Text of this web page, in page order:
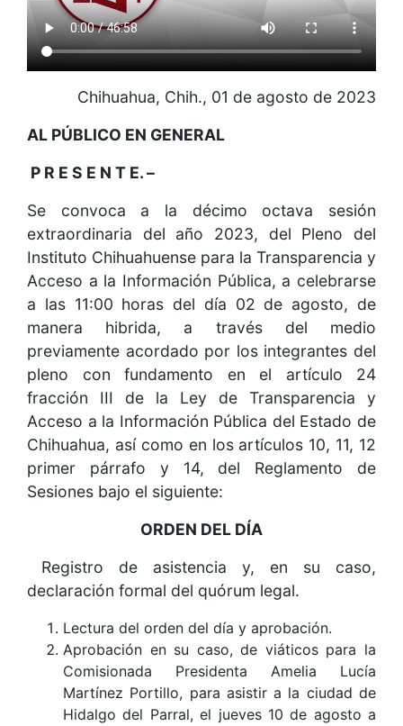
Chihuahua, Chih., 01 de agosto de 2023
AL PÚBLICO EN GENERAL
P R E S E N T E. –
Se convoca a la décimo octava sesión
extraordinaria del año 2023, del Pleno del
Instituto Chihuahuense para la Transparencia y
Acceso a la Información Pública, a celebrarse
a las 11:00 horas del día 02 de agosto, de
manera hibrida, a través del medio
previamente acordado por los integrantes del
pleno con fundamento en el artículo 24
fracción III de la Ley de Transparencia y
Acceso a la Información Pública del Estado de
Chihuahua, así como en los artículos 10, 11, 12
primer párrafo y 14, del Reglamento de
Sesiones bajo el siguiente:
ORDEN DEL DÍA
Registro de asistencia y, en su caso,
declaración formal del quórum legal.
Lectura del orden del día y aprobación.
Aprobación en su caso, de viáticos para la
Comisionada Presidenta Amelia Lucía
Martínez Portillo, para asistir a la ciudad de
Hidalgo del Parral, el jueves 10 de agosto a